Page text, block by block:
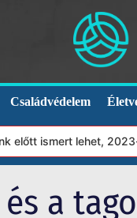
Családvédelem
lehet, 2023-tól a
a